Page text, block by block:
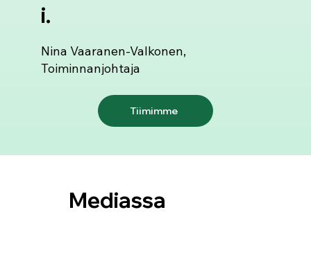
i.
Nina Vaaranen-Valkonen,
Toiminnanjohtaja
Tiimimme
Mediassa